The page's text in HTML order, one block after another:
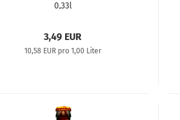
0,33l
3,49 EUR
10,58 EUR pro 1,00 Liter